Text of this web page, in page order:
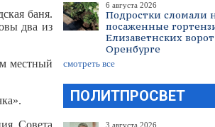
6 августа 2026
Подростки сломали
посаженные
Елизаветнских
Оренбурге
смотреть все
ПОЛИТПРОСВЕТ
3 августа 2026
баня.
два из
местный
Совета